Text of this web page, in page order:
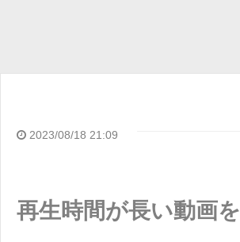
2023/08/18 21:09
再生時間が長い動画を